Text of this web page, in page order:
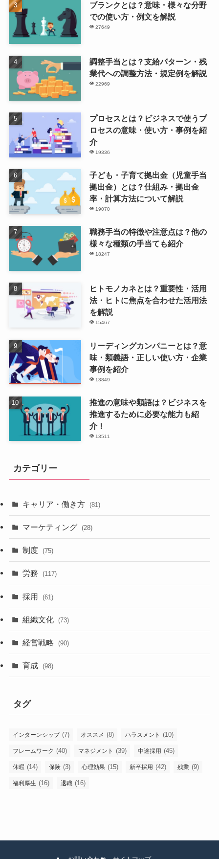
ブランクとは？意味・様々な分野
での使い方・例文を解説
27649
調整手当とは？支給パターン・残
業代への調整方法・規定例を解説
22969
プロセスとは？ビジネスで使うプ
ロセスの意味・使い方・事例を紹
介
19336
子ども・子育て拠出金（児童手当
拠出金）とは？仕組み・拠出金
率・計算方法について解説
19070
職務手当の特徴や注意点は？他の
様々な種類の手当ても紹介
18247
ヒトモノカネとは？重要性・活用
法・ヒトに焦点を合わせた活用法
を解説
15467
リーディングカンパニーとは？意
味・類義語・正しい使い方・企業
事例を紹介
13849
推進の意味や類語は？ビジネスを
推進するために必要な能力も紹
介！
13511
カテゴリー
キャリア・働き方 (81)
マーケティング (28)
制度 (75)
労務 (117)
採用 (61)
組織文化 (73)
経営戦略 (90)
育成 (98)
タグ
インターンシップ(7) オススメ (8) ハラスメント (10)
フレームワーク (40) マネジメント (39) 中途採用 (45)
休暇 (14) 保険 (3) 心理効果 (15) 新卒採用 (42) 残業 (9)
福利厚生 (16) 退職 (16)